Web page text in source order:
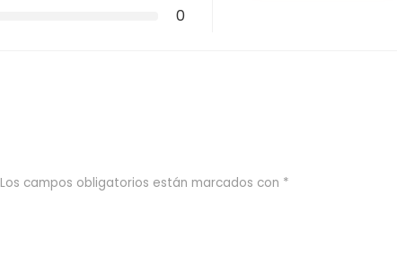
0
Los campos obligatorios están marcados con *